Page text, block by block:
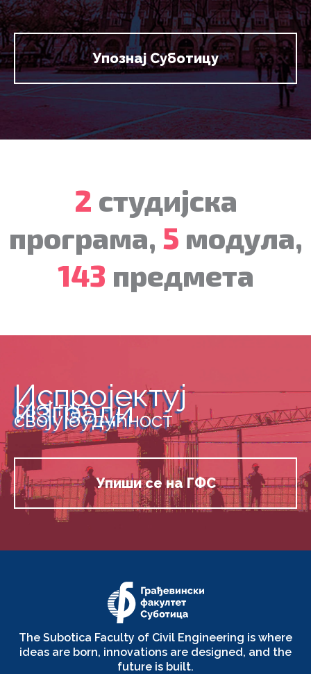
Упознај Суботицу
2 студијскa
програма, 5 модула,
143 предмета
Испројектуј
свој пут
Изгради
своју будућност
Упиши се на ГФС
The Subotica Faculty of Civil Engineering is where
ideas are born, innovations are designed, and the
future is built.